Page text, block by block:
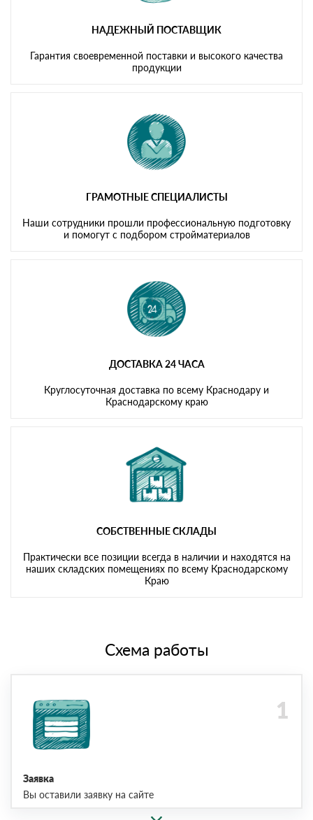
НАДЕЖНЫЙ ПОСТАВЩИК
Гарантия своевременной поставки и высокого качества
продукции
ГРАМОТНЫЕ СПЕЦИАЛИСТЫ
Наши сотрудники прошли профессиональную подготовку
и помогут с подбором стройматериалов
ДОСТАВКА 24 ЧАСА
Круглосуточная доставка по всему Краснодару и
Краснодарскому краю
СОБСТВЕННЫЕ СКЛАДЫ
Практически все позиции всегда в наличии и находятся на
наших складских помещениях по всему Краснодарскому
Краю
Схема работы
Заявка
Вы оставили заявку на сайте